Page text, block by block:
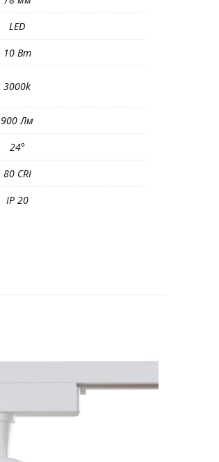
LED
10 Вт
3000k
900 Лм
24°
80 CRI
IP 20